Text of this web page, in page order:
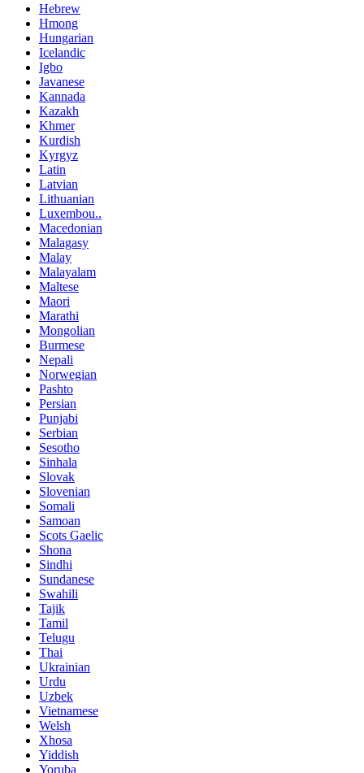
Hebrew
Hmong
Hungarian
Icelandic
Igbo
Javanese
Kannada
Kazakh
Khmer
Kurdish
Kyrgyz
Latin
Latvian
Lithuanian
Luxembou..
Macedonian
Malagasy
Malay
Malayalam
Maltese
Maori
Marathi
Mongolian
Burmese
Nepali
Norwegian
Pashto
Persian
Punjabi
Serbian
Sesotho
Sinhala
Slovak
Slovenian
Somali
Samoan
Scots Gaelic
Shona
Sindhi
Sundanese
Swahili
Tajik
Tamil
Telugu
Thai
Ukrainian
Urdu
Uzbek
Vietnamese
Welsh
Xhosa
Yiddish
Yoruba